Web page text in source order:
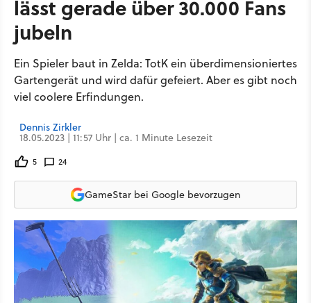
lässt gerade über 30.000 Fans
jubeln
Ein Spieler baut in Zelda: TotK ein überdimensioniertes
Gartengerät und wird dafür gefeiert. Aber es gibt noch
viel coolere Erfindungen.
Dennis Zirkler
18.05.2023 | 11:57 Uhr | ca. 1 Minute Lesezeit
5 24
GameStar bei Google bevorzugen